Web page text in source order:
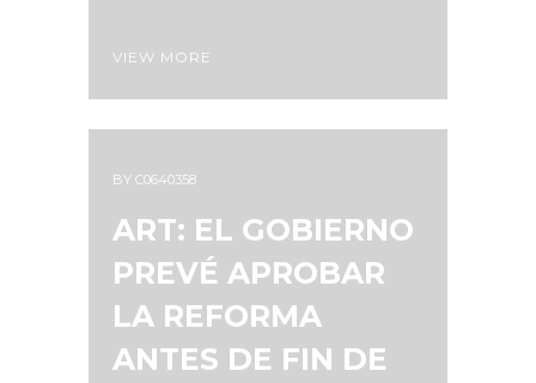
VIEW MORE
BY C0640358
ART: EL GOBIERNO
PREVÉ APROBAR
LA REFORMA
ANTES DE FIN DE